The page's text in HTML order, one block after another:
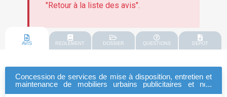
"Retour à la liste des avis".
AVIS REGLEMENT DOSSIER QUESTIONS DEPOT
Concession de services de mise à disposition, entretien et
maintenance de mobiliers urbains publicitaires et non